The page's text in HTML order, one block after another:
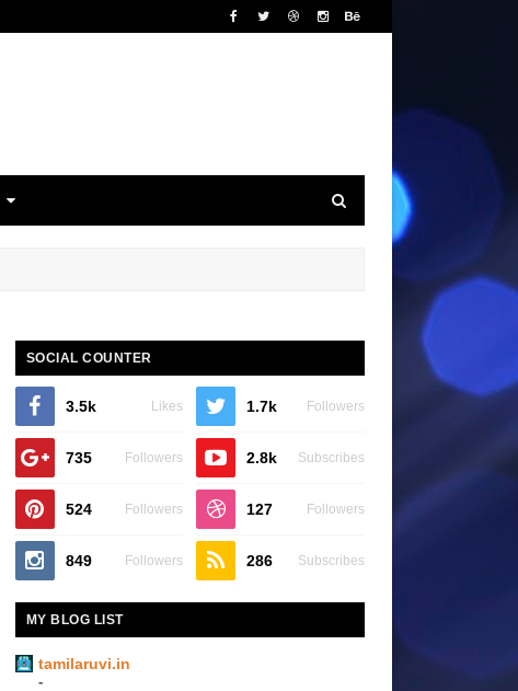
SOCIAL COUNTER
3.5k Likes 1.7k Followers
735 Followers 2.8k Subscribes
524 Followers 127 Followers
849 Followers 286 Subscribes
MY BLOG LIST
tamilaruvi.in
-